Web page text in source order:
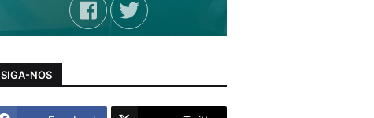
SIGA-NOS